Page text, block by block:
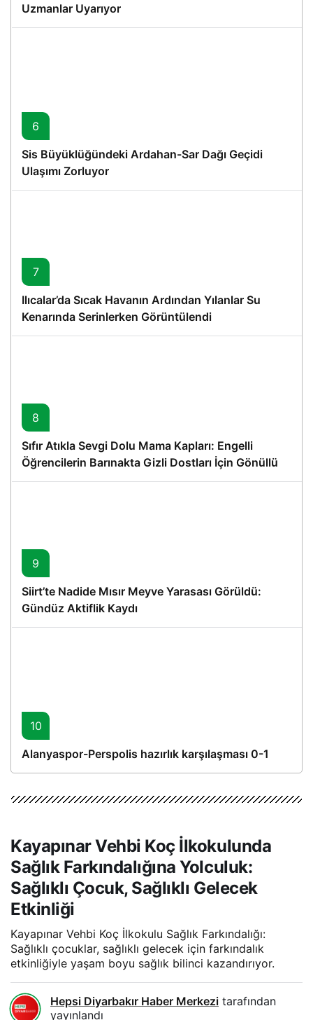
Uzmanlar Uyarıyor
6
Sis Büyüklüğündeki Ardahan-Sar Dağı Geçidi
Ulaşımı Zorluyor
7
Ilıcalar’da Sıcak Havanın Ardından Yılanlar Su
Kenarında Serinlerken Görüntülendi
8
Sıfır Atıkla Sevgi Dolu Mama Kapları: Engelli
Öğrencilerin Barınakta Gizli Dostları İçin Gönüllü
Proje
9
Siirt’te Nadide Mısır Meyve Yarasası Görüldü:
Gündüz Aktiflik Kaydı
10
Alanyaspor-Perspolis hazırlık karşılaşması 0-1
Kayapınar Vehbi Koç İlkokulunda
Sağlık Farkındalığına Yolculuk:
Sağlıklı Çocuk, Sağlıklı Gelecek
Etkinliği
Kayapınar Vehbi Koç İlkokulu Sağlık Farkındalığı:
Sağlıklı çocuklar, sağlıklı gelecek için farkındalık
etkinliğiyle yaşam boyu sağlık bilinci kazandırıyor.
Hepsi Diyarbakır Haber Merkezi tarafından
yayınlandı